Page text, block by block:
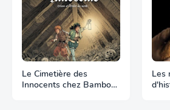
Le Cimetière des
Innocents chez Bamboo
Les